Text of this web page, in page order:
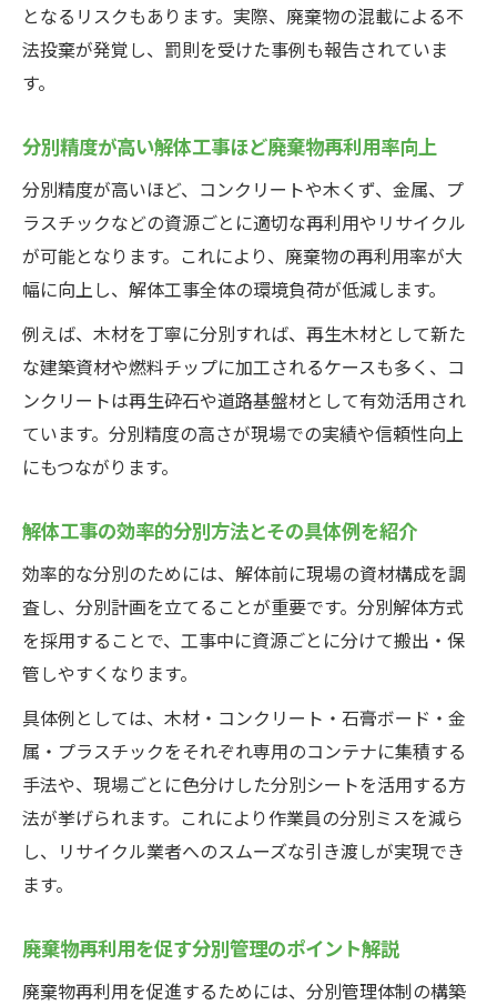
となるリスクもあります。実際、廃棄物の混載による不
法投棄が発覚し、罰則を受けた事例も報告されていま
す。
分別精度が高い解体工事ほど廃棄物再利用率向上
分別精度が高いほど、コンクリートや木くず、金属、プ
ラスチックなどの資源ごとに適切な再利用やリサイクル
が可能となります。これにより、廃棄物の再利用率が大
幅に向上し、解体工事全体の環境負荷が低減します。
例えば、木材を丁寧に分別すれば、再生木材として新た
な建築資材や燃料チップに加工されるケースも多く、コ
ンクリートは再生砕石や道路基盤材として有効活用され
ています。分別精度の高さが現場での実績や信頼性向上
にもつながります。
解体工事の効率的分別方法とその具体例を紹介
効率的な分別のためには、解体前に現場の資材構成を調
査し、分別計画を立てることが重要です。分別解体方式
を採用することで、工事中に資源ごとに分けて搬出・保
管しやすくなります。
具体例としては、木材・コンクリート・石膏ボード・金
属・プラスチックをそれぞれ専用のコンテナに集積する
手法や、現場ごとに色分けした分別シートを活用する方
法が挙げられます。これにより作業員の分別ミスを減ら
し、リサイクル業者へのスムーズな引き渡しが実現でき
ます。
廃棄物再利用を促す分別管理のポイント解説
廃棄物再利用を促進するためには、分別管理体制の構築